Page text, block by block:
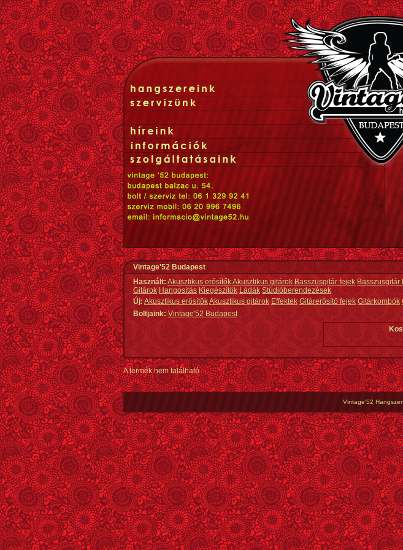
Vintage'52 Budapest
Használt: Akusztikus erősítőkAkusztikus gitárok Basszusgitár fejek Basszusgitár
Gitárok Hangosítás Kiegészítők Ládák Stúdióberendezések
Új:Akusztikus erősítőkAkusztikus gitárok Effektek Gitárerősítő fejek Gitárkombók
Boltjaink: Vintage'52 Budapest
A termék nem található
Vintage'52